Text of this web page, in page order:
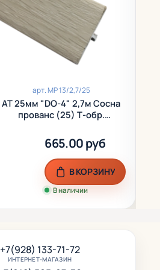
арт.МР 13/2,7/25
АТ 25мм "DO-4" 2,7м Сосна
прованс (25) Т-обр.
665.00 руб
В наличии
В КОРЗИНУ
+7(928) 133-71-72
ИНТЕРНЕТ-МАГАЗИН